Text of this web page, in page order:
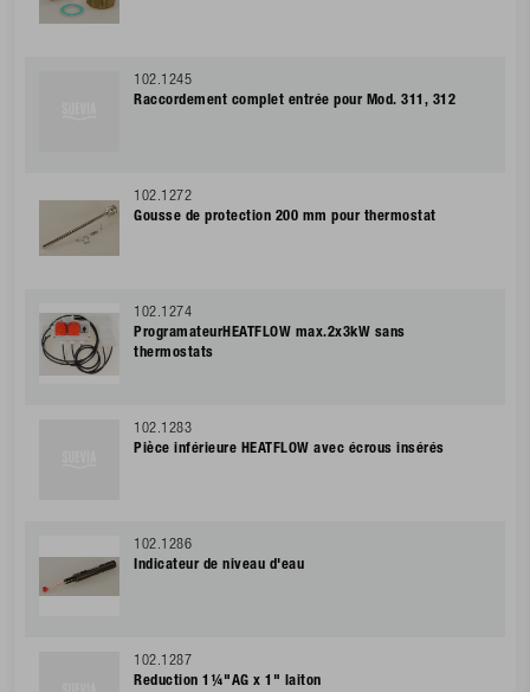
102.1245
Raccordement complet entrée pour Mod. 311, 312
102.1272
Gousse de protection 200 mm pour thermostat
102.1274
ProgramateurHEATFLOW max.2x3kW sans
thermostats
102.1283
Pièce inférieure HEATFLOW avec écrous insérés
102.1286
Indicateur de niveau d'eau
102.1287
Reduction 1¼"AG x 1" laiton